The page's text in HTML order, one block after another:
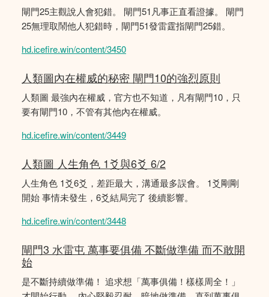
閘門25主觀說人會犯錯。 閘門51凡事正直看證據。 閘門
25無理取鬧他人犯錯時，閘門51發雷霆指閘門25錯。
hd.icefire.win/content/3450
人類圖內在權威的秘密 閘門10的強烈原則
人類圖 最強內在權威，官方也不知道，凡有閘門10，只
要有閘門10，不管有其他內在權威。
hd.icefire.win/content/3449
人類圖 人生角色 1爻與6爻 6/2
人生角色 1爻6爻，差距最大，溝通最多誤會。 1爻剛剛
開始 事情未發生，6爻結局完了 後續影響。
hd.icefire.win/content/3448
閘門3 水雷屯 萬事要俱備 不斷做準備 而不敢開
始
是不斷持續做準備！ 追求想「萬事俱備！樣樣周全！」